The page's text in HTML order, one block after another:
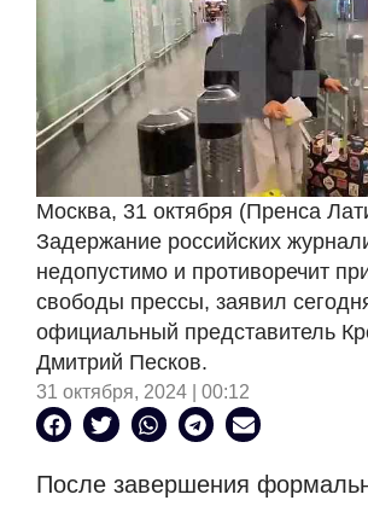
Москва, 31 октября (Пренса
Задержание российских
недопустимо и противоречит
свободы прессы, заявил
официальный представитель
Дмитрий Песков.
31 октября, 2024 | 00:12
После завершения